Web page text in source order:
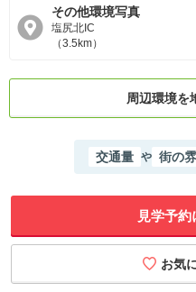
その他環境写真
塩尻北IC
（3.5km）
周辺環境を
交通量 や 街の
見学予